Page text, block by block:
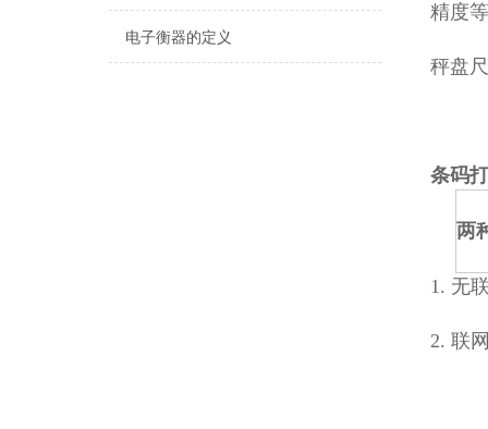
电子衡器的定义
精度
秤盘
条码
两
1. 无
2. 联